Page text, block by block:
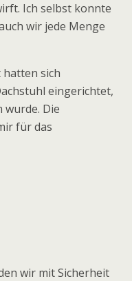
Ich selbst konnte
wir jede Menge
hatten sich
eingerichtet,
wurde. Die
für das
wir mit Sicherheit